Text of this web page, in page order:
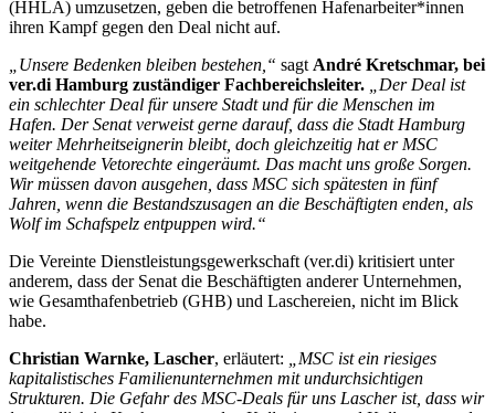
(HHLA) umzusetzen, geben die betroffenen Hafenarbeiter*innen
ihren Kampf gegen den Deal nicht auf.
„Unsere Bedenken bleiben bestehen,“ sagt André Kretschmar, bei
ver.di Hamburg zuständiger Fachbereichsleiter.
„Der Deal ist
ein schlechter Deal für unsere Stadt und für die Menschen im
Hafen. Der Senat verweist gerne darauf, dass die Stadt Hamburg
weiter Mehrheitseignerin bleibt, doch gleichzeitig hat er MSC
weitgehende Vetorechte eingeräumt. Das macht uns große Sorgen.
Wir müssen davon ausgehen, dass MSC sich spätesten in fünf
Jahren, wenn die Bestandszusagen an die Beschäftigten enden, als
Wolf im Schafspelz entpuppen wird.“
Die Vereinte Dienstleistungsgewerkschaft (ver.di) kritisiert unter
anderem, dass der Senat die Beschäftigten anderer Unternehmen,
wie Gesamthafenbetrieb (GHB) und Laschereien, nicht im Blick
habe.
Christian Warnke, Lascher, erläutert:
„MSC ist ein riesiges
kapitalistisches Familienunternehmen mit undurchsichtigen
Strukturen. Die Gefahr des MSC-Deals für uns Lascher ist, dass wir